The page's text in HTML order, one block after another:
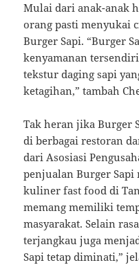
Mulai dari anak-anak
orang pasti menyukai
Burger Sapi. “Burger
kenyamanan
tekstur daging sapi
ketagihan,” tambah
Tak heran jika Burger
di berbagai restoran
dari Asosiasi
penjualan Burger
kuliner fast food di
memang memiliki
masyarakat. Selain
terjangkau juga
Sapi tetap diminati,”